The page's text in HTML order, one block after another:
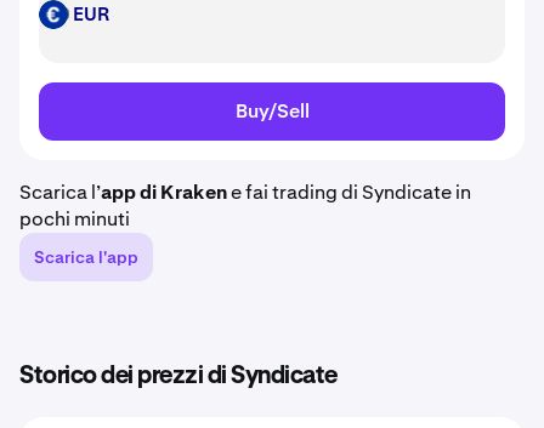
EUR EUR
Buy/Sell
Scarica l’app di Krakene fai trading di Syndicate in
pochi minuti
Scarica l'app
Storico dei prezzi di Syndicate